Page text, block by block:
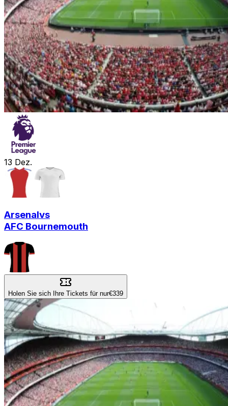
13 Dez.
Arsenalvs
AFC Bournemouth
Holen Sie sich Ihre Tickets für nur€339